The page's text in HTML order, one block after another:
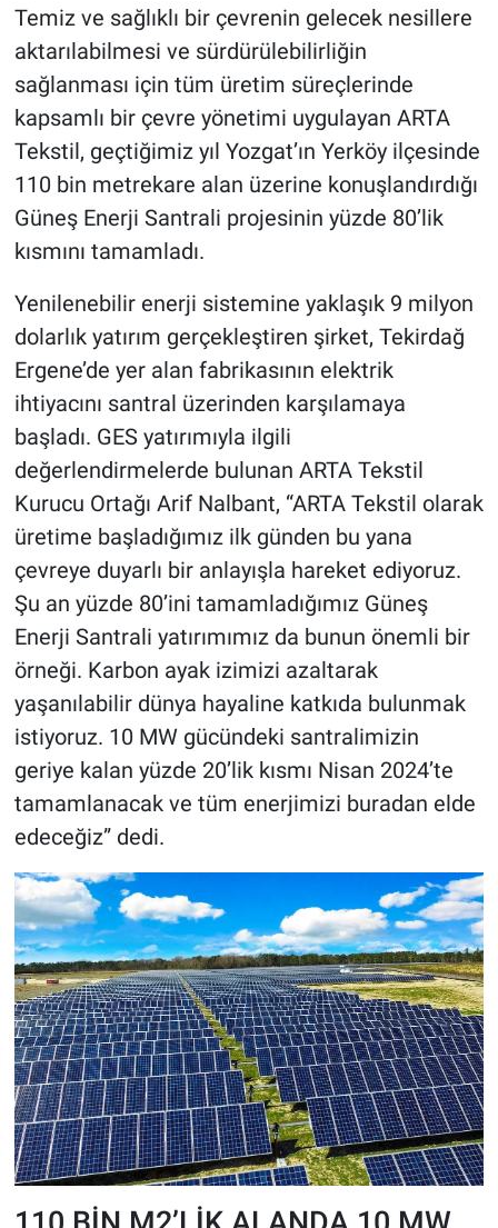
Temiz ve sağlıklı bir çevrenin gelecek nesillere
aktarılabilmesi ve sürdürülebilirliğin
sağlanması için tüm üretim süreçlerinde
kapsamlı bir çevre yönetimi uygulayan ARTA
Tekstil, geçtiğimiz yıl Yozgat’ın Yerköy ilçesinde
110 bin metrekare alan üzerine konuşlandırdığı
Güneş Enerji Santrali projesinin yüzde 80’lik
kısmını tamamladı.
Yenilenebilir enerji sistemine yaklaşık 9 milyon
dolarlık yatırım gerçekleştiren şirket, Tekirdağ
Ergene’de yer alan fabrikasının elektrik
ihtiyacını santral üzerinden karşılamaya
başladı. GES yatırımıyla ilgili
değerlendirmelerde bulunan ARTA Tekstil
Kurucu Ortağı Arif Nalbant, “ARTA Tekstil olarak
üretime başladığımız ilk günden bu yana
çevreye duyarlı bir anlayışla hareket ediyoruz.
Şu an yüzde 80’ini tamamladığımız Güneş
Enerji Santrali yatırımımız da bunun önemli bir
örneği. Karbon ayak izimizi azaltarak
yaşanılabilir dünya hayaline katkıda bulunmak
istiyoruz. 10 MW gücündeki santralimizin
geriye kalan yüzde 20’lik kısmı Nisan 2024’te
tamamlanacak ve tüm enerjimizi buradan elde
edeceğiz” dedi.